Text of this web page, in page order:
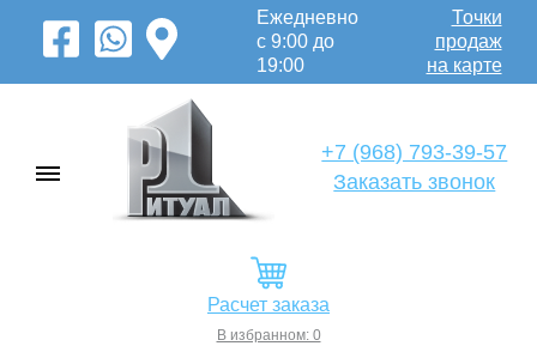
Ежедневно
с 9:00 до
19:00
Точки
продаж
на карте
+7 (968) 793-39-57
Заказать звонок
Расчет заказа
В избранном: 0